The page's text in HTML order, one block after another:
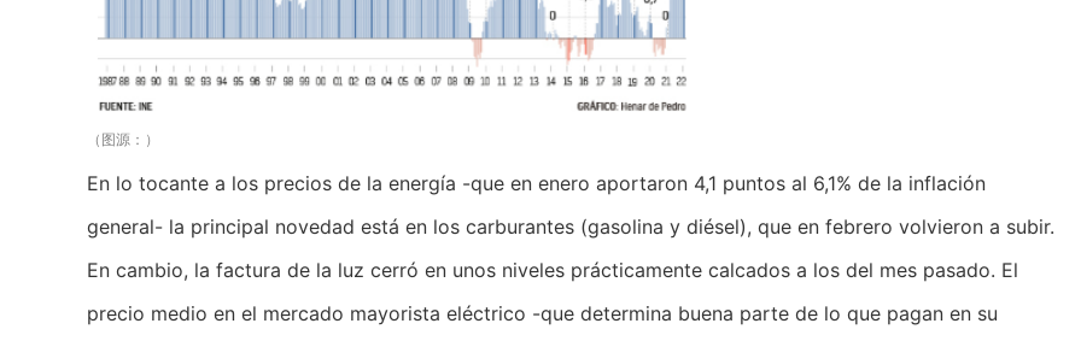
（图源：）
En lo tocante a los precios de la energía -que en enero aportaron 4,1 puntos al 6,1% de la inflación
general- la principal novedad está en los carburantes (gasolina y diésel), que en febrero volvieron a subir.
En cambio, la factura de la luz cerró en unos niveles prácticamente calcados a los del mes pasado. El
precio medio en el mercado mayorista eléctrico -que determina buena parte de lo que pagan en su